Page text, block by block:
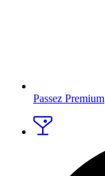
Passez Premium